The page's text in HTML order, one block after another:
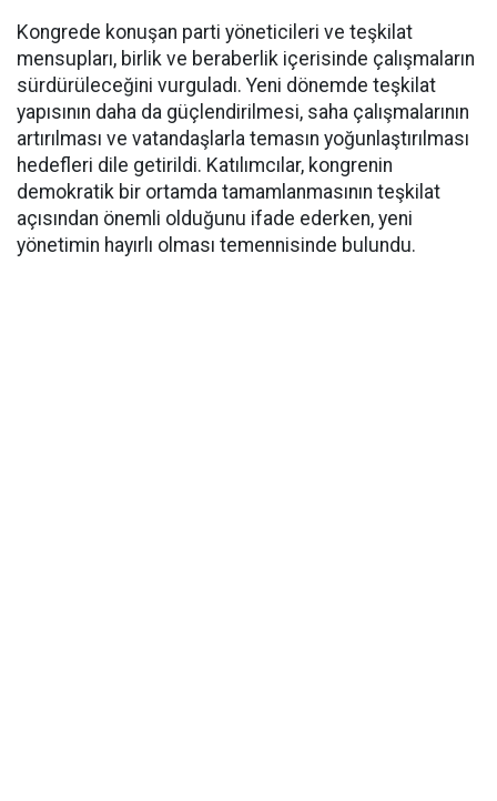
Kongrede konuşan parti yöneticileri ve teşkilat
mensupları, birlik ve beraberlik içerisinde çalışmaların
sürdürüleceğini vurguladı. Yeni dönemde teşkilat
yapısının daha da güçlendirilmesi, saha çalışmalarının
artırılması ve vatandaşlarla temasın yoğunlaştırılması
hedefleri dile getirildi. Katılımcılar, kongrenin
demokratik bir ortamda tamamlanmasının teşkilat
açısından önemli olduğunu ifade ederken, yeni
yönetimin hayırlı olması temennisinde bulundu.